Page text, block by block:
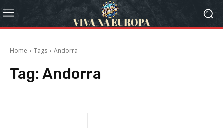
Home Tags Andorra
Tag: Andorra